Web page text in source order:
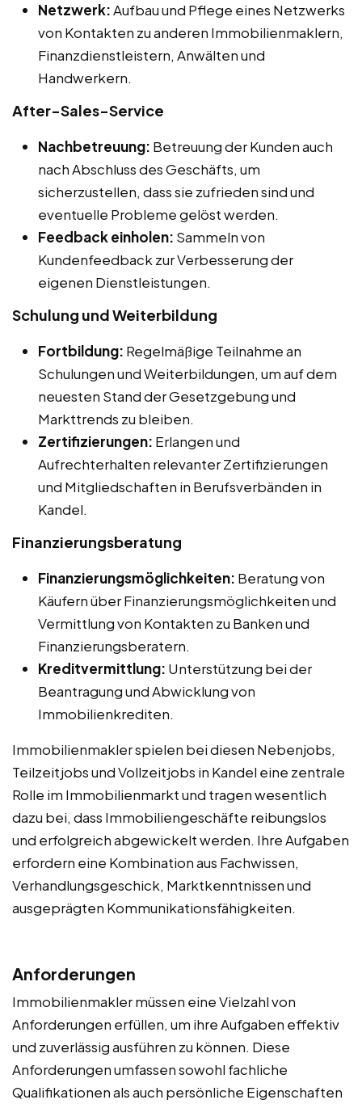
Netzwerk:Aufbau und Pflege eines Netzwerks
von Kontakten zu anderen Immobilienmaklern,
Finanzdienstleistern, Anwälten und
Handwerkern.
After-Sales-Service
Nachbetreuung: Betreuung der Kunden auch
nach Abschluss des Geschäfts, um
sicherzustellen, dass sie zufrieden sind und
eventuelle Probleme gelöst werden.
Feedback einholen: Sammeln von
Kundenfeedback zur Verbesserung der
eigenen Dienstleistungen.
Schulung und Weiterbildung
Fortbildung: Regelmäßige Teilnahme an
Schulungen und Weiterbildungen, um auf dem
neuesten Stand der Gesetzgebung und
Markttrends zu bleiben.
Zertifizierungen: Erlangen und
Aufrechterhalten relevanter Zertifizierungen
und Mitgliedschaften in Berufsverbänden in
Kandel.
Finanzierungsberatung
Finanzierungsmöglichkeiten: Beratung von
Käufern über Finanzierungsmöglichkeiten und
Vermittlung von Kontakten zu Banken und
Finanzierungsberatern.
Kreditvermittlung: Unterstützung bei der
Beantragung und Abwicklung von
Immobilienkrediten.
Immobilienmakler spielen bei diesen Nebenjobs,
Teilzeitjobs und Vollzeitjobs in Kandel eine zentrale
Rolle im Immobilienmarkt und tragen wesentlich
dazu bei, dass Immobiliengeschäfte reibungslos
und erfolgreich abgewickelt werden. Ihre Aufgaben
erfordern eine Kombination aus Fachwissen,
Verhandlungsgeschick, Marktkenntnissen und
ausgeprägten Kommunikationsfähigkeiten.
Anforderungen
Immobilienmakler müssen eine Vielzahl von
Anforderungen erfüllen, um ihre Aufgaben effektiv
und zuverlässig ausführen zu können. Diese
Anforderungen umfassen sowohl fachliche
Qualifikationen als auch persönliche Eigenschaften